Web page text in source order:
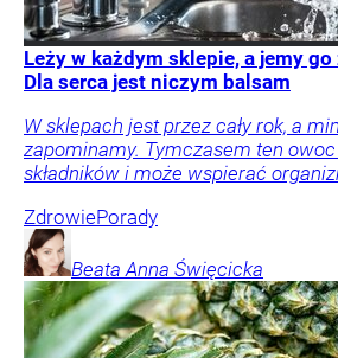
Leży w każdym sklepie, a jemy go
Dla serca jest niczym balsam
W sklepach jest przez cały rok, a
zapominamy. Tymczasem ten
składników i może wspierać
ZdrowiePorady
Beata Anna Święcicka